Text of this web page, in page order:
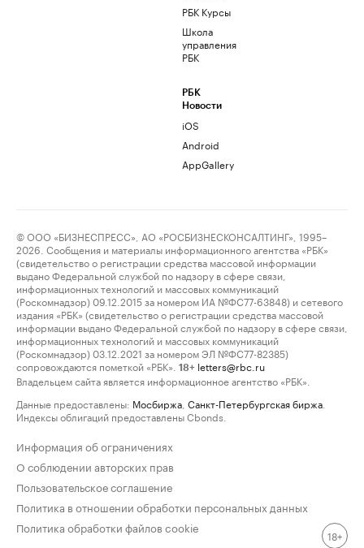
РБК Курсы
Школа
управления
РБК
РБК
Новости
iOS
Android
AppGallery
© ООО «БИЗНЕСПРЕСС», АО «РОСБИЗНЕСКОНСАЛТИНГ», 1995–
2026. Сообщения и материалы информационного агентства «РБК»
(свидетельство о регистрации средства массовой информации
выдано Федеральной службой по надзору в сфере связи,
информационных технологий и массовых коммуникаций
(Роскомнадзор) 09.12.2015 за номером ИА №ФС77-63848) и сетевого
издания «РБК» (свидетельство о регистрации средства массовой
информации выдано Федеральной службой по надзору в сфере связи,
информационных технологий и массовых коммуникаций
(Роскомнадзор) 03.12.2021 за номером ЭЛ №ФС77-82385)
сопровождаются пометкой «РБК».
18+ letters@rbc.ru
Владельцем сайта является информационное агентство «РБК».
Данные предоставлены: Мосбиржа Санкт-Петербургская биржа
Индексы облигаций предоставлены Cbonds.
Информация об ограничениях
О соблюдении авторских прав
Пользовательское соглашение
Политика в отношении обработки персональных данных
Политика обработки файлов cookie
18+